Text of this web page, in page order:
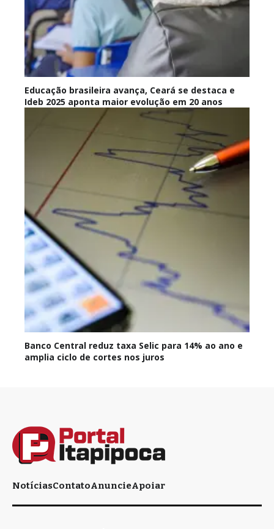
Educação brasileira avança, Ceará se destaca e
Ideb 2025 aponta maior evolução em 20 anos
Banco Central reduz taxa Selic para 14% ao ano e
amplia ciclo de cortes nos juros
NotíciasContatoAnuncieApoiar